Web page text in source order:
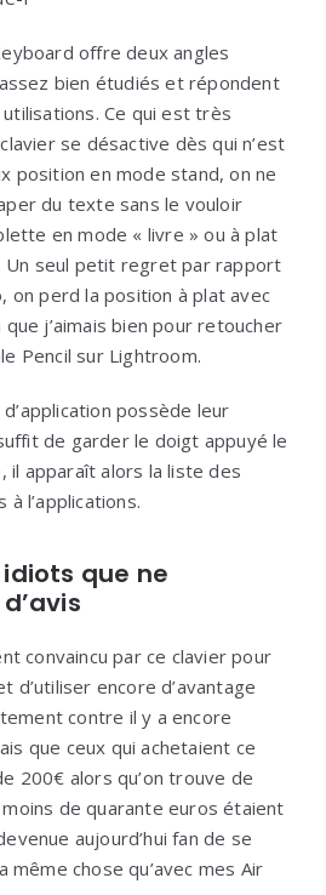
offre deux angles
bien étudiés et répondent
Ce qui est très
se désactive dès qui n’est
position en mode stand, on ne
du texte sans le vouloir
en mode « livre » ou à plat
seul petit regret par rapport
on perd la position à plat avec
j’aimais bien pour retoucher
Pencil sur Lightroom.
possède leur
de garder le doigt appuyé le
il apparaît alors la liste des
l’applications.
idiots que ne
convaincu par ce clavier pour
d’utiliser encore d’avantage
contre il y a encore
que ceux qui achetaient ce
200€ alors qu’on trouve de
de quarante euros étaient
aujourd’hui fan de se
même chose qu’avec mes Air